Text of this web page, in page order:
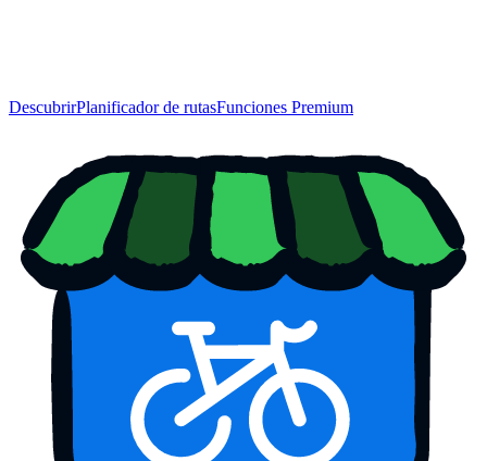
DescubrirPlanificador de rutasFunciones Premium